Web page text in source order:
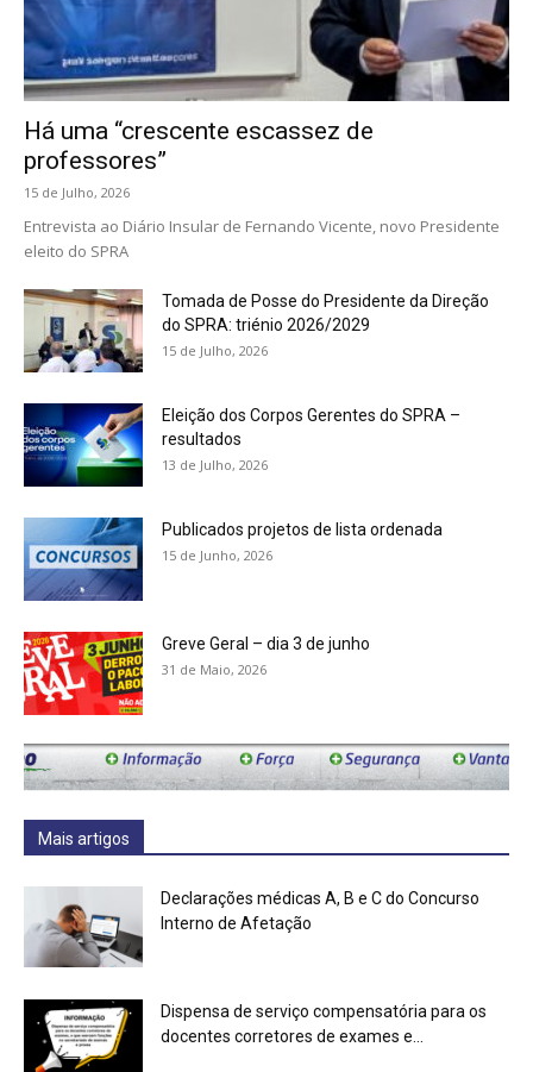
Há uma “crescente escassez de
professores”
15 de Julho, 2026
Entrevista ao Diário Insular de Fernando Vicente, novo Presidente
eleito do SPRA
Tomada de Posse do Presidente da Direção
do SPRA: triénio 2026/2029
15 de Julho, 2026
Eleição dos Corpos Gerentes do SPRA –
resultados
13 de Julho, 2026
Publicados projetos de lista ordenada
15 de Junho, 2026
Greve Geral – dia 3 de junho
31 de Maio, 2026
Mais artigos
Declarações médicas A, B e C do Concurso
Interno de Afetação
Dispensa de serviço compensatória para os
docentes corretores de exames e...